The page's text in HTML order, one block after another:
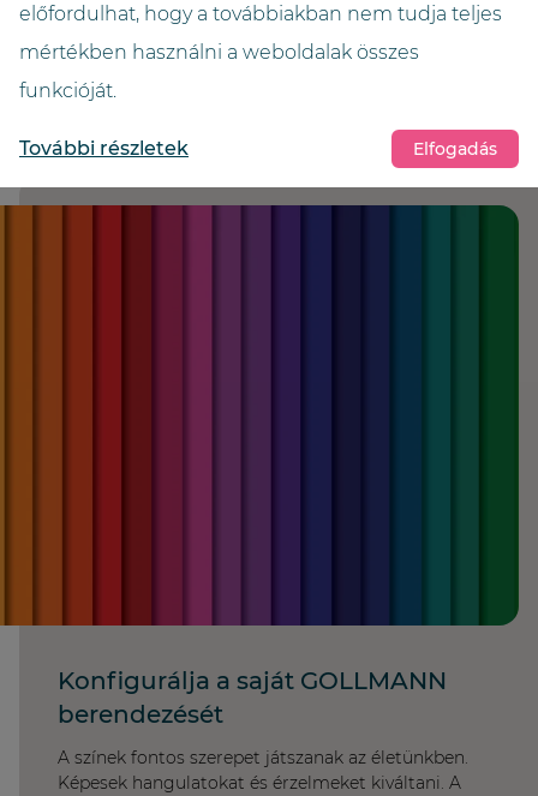
Konfigurálja a saját GOLLMANN
berendezését
A színek fontos szerepet játszanak az életünkben.
Képesek hangulatokat és érzelmeket kiváltani. A
előfordulhat, hogy a továbbiakban nem tudja teljes
mértékben használni a weboldalak összes
funkcióját.
További részletek Elfogadás